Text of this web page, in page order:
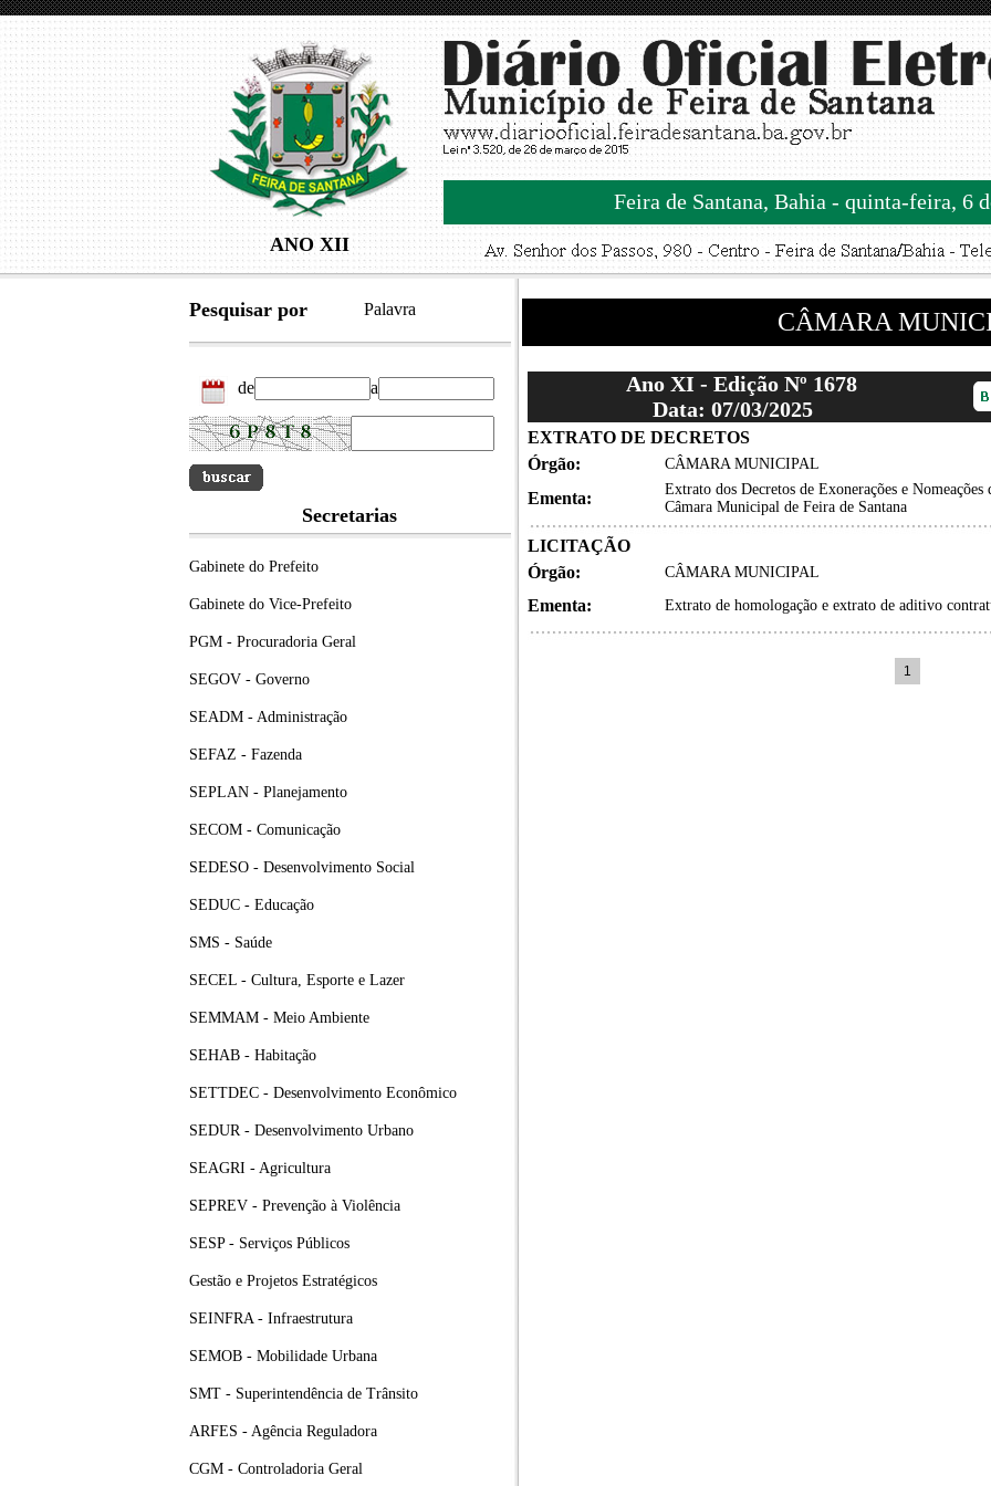
ANO XII
Feira de Santana, Bahia - quinta-feira, 6
Pesquisar por Palavra
de a
Secretarias
Gabinete do Prefeito
Gabinete do Vice-Prefeito
PGM - Procuradoria Geral
SEGOV - Governo
SEADM - Administração
SEFAZ - Fazenda
SEPLAN - Planejamento
SECOM - Comunicação
SEDESO - Desenvolvimento Social
SEDUC - Educação
SMS - Saúde
SECEL - Cultura, Esporte e Lazer
SEMMAM - Meio Ambiente
SEHAB - Habitação
SETTDEC - Desenvolvimento Econômico
SEDUR - Desenvolvimento Urbano
SEAGRI - Agricultura
SEPREV - Prevenção à Violência
SESP - Serviços Públicos
Gestão e Projetos Estratégicos
SEINFRA - Infraestrutura
SEMOB - Mobilidade Urbana
SMT - Superintendência de Trânsito
ARFES - Agência Reguladora
CGM - Controladoria Geral
CÂMARA
Ano XI - Edição Nº 1678
Data: 07/03/2025
EXTRATO DE DECRETOS
Órgão:
CÂMARA MUNICIPAL
Ementa:
Extrato dos Decretos de Exonerações e
Câmara Municipal de Feira de Santana
LICITAÇÃO
Órgão:
CÂMARA MUNICIPAL
Ementa: Extrato de homologação e extrato de aditivo
1